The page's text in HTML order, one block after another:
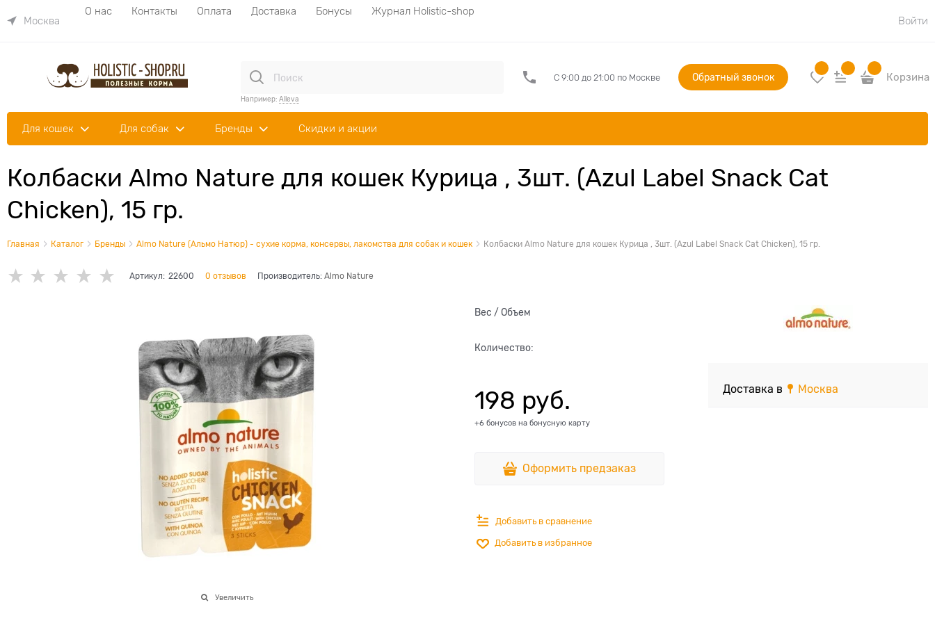
Москва
О нас Контакты Оплата Доставка Бонусы
Журнал Holistic-shop
Войти
Например: Alleva
С 9:00 до 21:00 по Москве Обратный звонок Корзина
Для кошек Для собак Бренды Скидки и акции
Колбаски Almo Nature для кошек Курица , 3шт. (Azul Label Snack Cat
Chicken), 15 гр.
Главная Каталог Бренды Almo Nature (Альмо Натюр) - сухие корма, консервы, лакомства для собак и кошек Колбаски Almo Nature для кошек Курица , 3шт. (Azul Label Snack Cat Chicken), 15 гр.
Артикул: 22600 0 отзывов Производитель: Almo Nature
Увеличить
Вес / Объем
Количество:
198 руб.
+6 бонусов на бонусную карту
Оформить предзаказ
Добавить в сравнение
Добавить в избранное
Доставка в Москва